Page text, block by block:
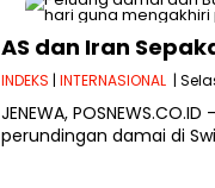
AS dan Iran
INDEKS | INTERNASIONAL |
JENEWA,
perundingan damai di